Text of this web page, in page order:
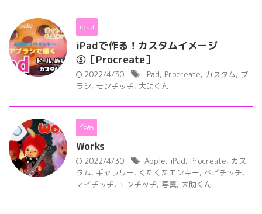
ipad
iPadで作る！カスタムイメージ
③［Procreate］
2022/4/30 iPad, Procreate, カスタム, ブ
ラシ, モンチッチ, 大助くん
作品
Works
2022/4/30 Apple, iPad, Procreate, カス
タム, ギャラリー, くたくたモンキー, ベビチッチ,
マイチッチ, モンチッチ, 写真, 大助くん